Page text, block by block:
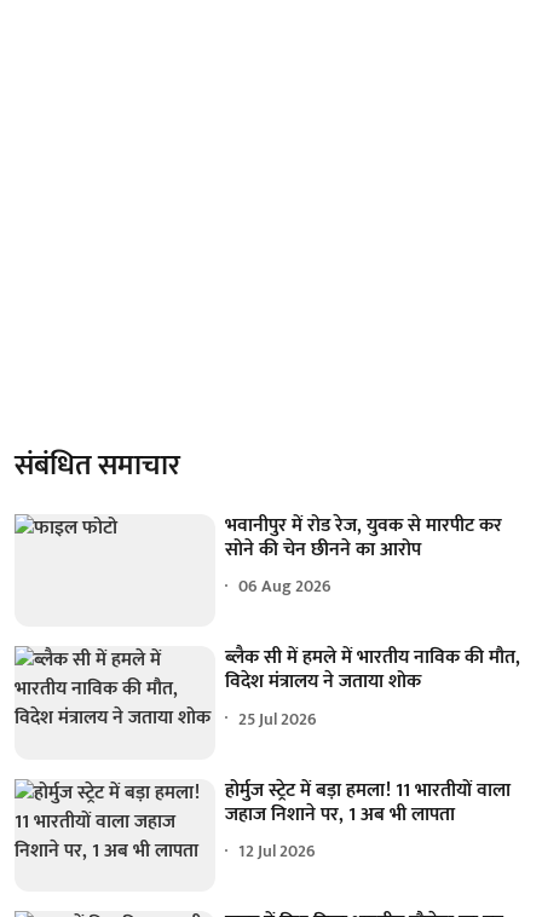
संबंधित समाचार
भवानीपुर में रोड रेज, युवक से मारपीट कर
सोने की चेन छीनने का आरोप
06 Aug 2026
ब्लैक सी में हमले में भारतीय नाविक की मौत,
विदेश मंत्रालय ने जताया शोक
25 Jul 2026
होर्मुज स्ट्रेट में बड़ा हमला! 11 भारतीयों वाला
जहाज निशाने पर, 1 अब भी लापता
12 Jul 2026